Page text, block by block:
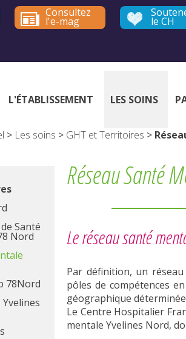
Consultez
l'e-mag le CH
L'ÉTABLISSEMENT LES SOINS
> Les soins > GHT et Territoires >
Réseau Santé
Le réseau santé
Par définition, un
pôles de compétences
géographique
Le Centre Hospitalier
mentale Yvelines Nord,
Santé
Nord
78Nord